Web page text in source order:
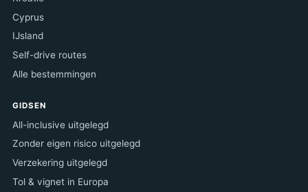
Cyprus
IJsland
Self-drive routes
Alle bestemmingen
GIDSEN
All-inclusive uitgelegd
Zonder eigen risico uitgelegd
Verzekering uitgelegd
Tol & vignet in Europa